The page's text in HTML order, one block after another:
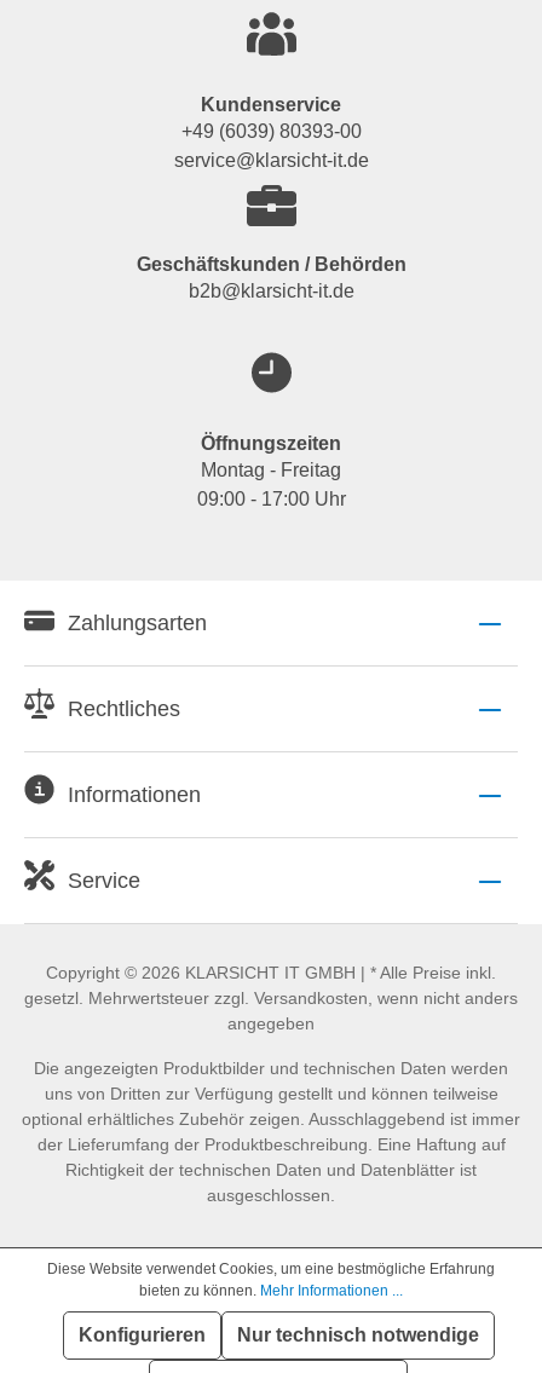
Kundenservice
+49 (6039) 80393-00
service@klarsicht-it.de
Geschäftskunden / Behörden
b2b@klarsicht-it.de
Öffnungszeiten
Montag - Freitag
09:00 - 17:00 Uhr
Zahlungsarten
Rechtliches
Informationen
Service
Copyright © 2026 KLARSICHT IT GMBH | * Alle Preise inkl.
gesetzl. Mehrwertsteuer zzgl. Versandkosten, wenn nicht anders
angegeben
Die angezeigten Produktbilder und technischen Daten werden
uns von Dritten zur Verfügung gestellt und können teilweise
optional erhältliches Zubehör zeigen. Ausschlaggebend ist immer
der Lieferumfang der Produktbeschreibung. Eine Haftung auf
Richtigkeit der technischen Daten und Datenblätter ist
ausgeschlossen.
Diese Website verwendet Cookies, um eine bestmögliche Erfahrung
bieten zu können. Mehr Informationen ...
Konfigurieren Nur technisch notwendige
SEHR GUT (4.86 / 5)